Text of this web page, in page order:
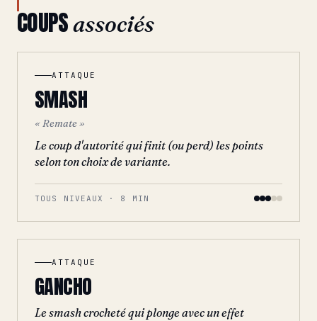
COUPSassociés
ATTAQUE
SMASH
« Remate »
Le coup d'autorité qui finit (ou perd) les points
selon ton choix de variante.
TOUS NIVEAUX · 8 MIN
ATTAQUE
GANCHO
Le smash crocheté qui plonge avec un effet